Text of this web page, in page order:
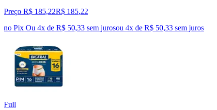
Preço R$ 185,22R$ 185,22
no Pix Ou 4x de R$ 50,33 sem jurosou 4x de R$ 50,33 sem juros
Full